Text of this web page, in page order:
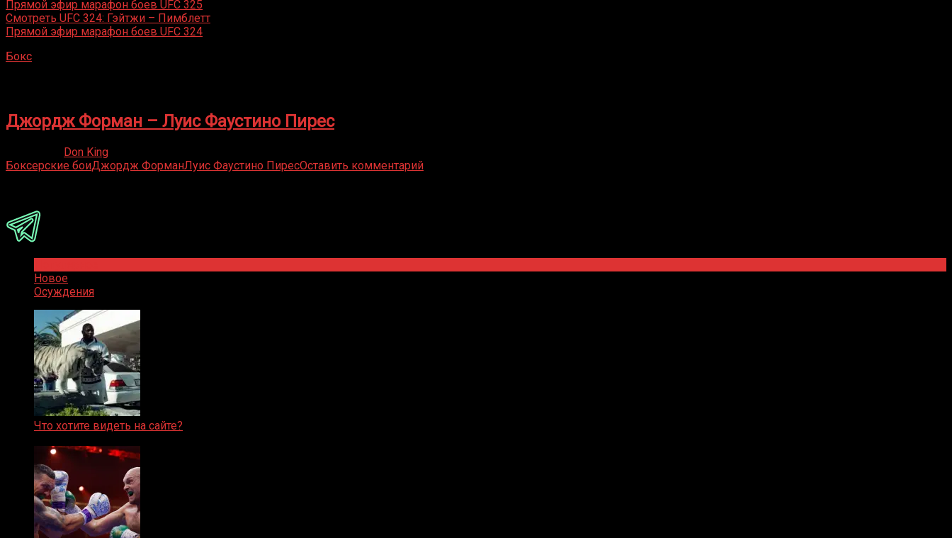
Прямой эфир марафон боев UFC 325
Смотреть UFC 324: Гэйтжи – Пимблетт
Прямой эфир марафон боев UFC 324
Бокс
Джордж Форман – Луис Фаустино Пирес
Don King
Боксерские боиДжордж ФорманЛуис Фаустино ПиресОставить комментарий
Новое
Осуждения
Что хотите видеть на сайте?